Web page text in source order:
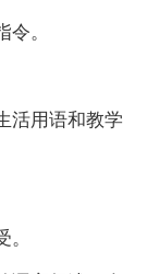
。
活用语和教学